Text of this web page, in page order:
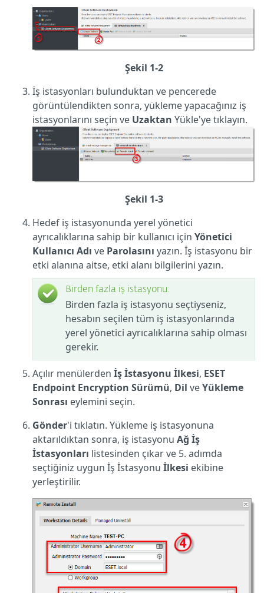
Şekil 1-2
İş istasyonları bulunduktan ve pencerede
görüntülendikten sonra, yükleme yapacağınız iş
istasyonlarını seçin ve Uzaktan Yükle'ye tıklayın.
Şekil 1-3
Hedef iş istasyonunda yerel yönetici
ayrıcalıklarına sahip bir kullanıcı için Yönetici
Kullanıcı Adı ve Parolasını yazın. İş istasyonu bir
etki alanına aitse, etki alanı bilgilerini yazın.
Birden fazla iş istasyonu:
Birden fazla iş istasyonu seçtiyseniz,
hesabın seçilen tüm iş istasyonlarında
yerel yönetici ayrıcalıklarına sahip olması
gerekir.
Açılır menülerden İş İstasyonu İlkesi, ESET
Endpoint Encryption Sürümü, Dil veYükleme
Sonrası eylemini seçin.
Gönder'i tıklatın. Yükleme iş istasyonuna
aktarıldıktan sonra, iş istasyonu Ağ İş
İstasyonları listesinden çıkar ve 5. adımda
seçtiğiniz uygun İş İstasyonu İlkesi ekibine
yerleştirilir.